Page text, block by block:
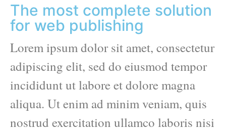
The most complete solution
for web publishing
Lorem ipsum dolor sit amet, consectetur
adipiscing elit, sed do eiusmod tempor
incididunt ut labore et dolore magna
aliqua. Ut enim ad minim veniam, quis
nostrud exercitation ullamco laboris nisi